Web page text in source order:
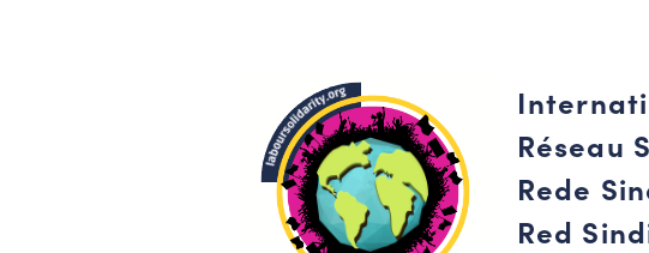
Réseau
Rede
Red